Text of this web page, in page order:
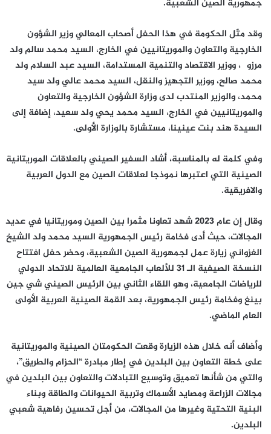
جمهورية الصين الشعبية.
وقد مثّل الحكومة في هذا الحفل أصحاب المعالي وزير الشؤون
الخارجية والتعاون والموريتانيين في الخارج، السيد محمد سالم ولد
مرزوگ، ووزير الاقتصاد والتنمية المستدامة، السيد عبد السلام ولد
محمد صالح، ووزير التجهيز والنقل، السيد محمد عالي ولد سيد
محمد، والوزير المنتدب لدى وزارة الشؤون الخارجية والتعاون
والموريتانيين في الخارج، السيد محمد يحي ولد سعيد، إضافة إلى
السيدة هند بنت عينينا، مستشارة بالوزارة الأولى.
وفي كلمة له بالمناسبة، أشاد السفير الصيني بالعلاقات الموريتانية
الصينية التي اعتبرها نموذجا لعلاقات الصين مع الدول العربية
والافريقية.
وقال إن عام 2023 شهد تعاونا مثمرا بين الصين وموريتانيا في عديد
المجالات، حيث أدى فخامة رئيس الجمهورية السيد محمد ولد الشيخ
الغزواني زيارة عمل لجمهورية الصين الشعبية، وحضر حفل افتتاح
النسخة الصيفية الـ 31 للألعاب الجامعية العالمية للاتحاد الدولي
للرياضات الجامعية، وهو اللقاء الثاني بين الرئيس الصيني شي جين
بينغ وفخامة رئيس الجمهورية، بعد القمة الصينية العربية الأولى
العام الماضي.
وأضاف أنه خلال هذه الزيارة وقعت الحكومتان الصينية والموريتانية
على خطة التعاون بين البلدين في إطار مبادرة “الحزام والطريق”،
والتي من شأنها تعميق وتوسيع التبادلات والتعاون بين البلدين في
مجالات الزراعة ومصايد الأسماك وتربية الحيوانات والطاقة وبناء
البنية التحتية وغيرها من المجالات، من أجل تحسين رفاهية شعبي
البلدين.